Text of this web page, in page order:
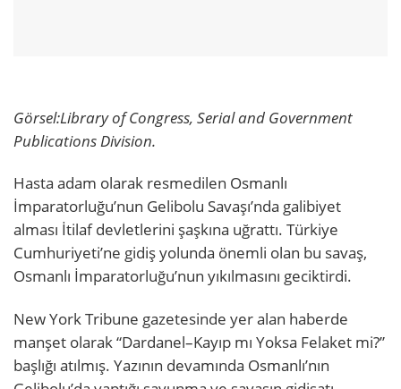
Görsel:Library of Congress, Serial and Government
Publications Division.
Hasta adam olarak resmedilen Osmanlı
İmparatorluğu’nun Gelibolu Savaşı’nda galibiyet
alması İtilaf devletlerini şaşkına uğrattı. Türkiye
Cumhuriyeti’ne gidiş yolunda önemli olan bu savaş,
Osmanlı İmparatorluğu’nun yıkılmasını geciktirdi.
New York Tribune gazetesinde yer alan haberde
manşet olarak “Dardanel–Kayıp mı Yoksa Felaket mi?”
başlığı atılmış. Yazının devamında Osmanlı’nın